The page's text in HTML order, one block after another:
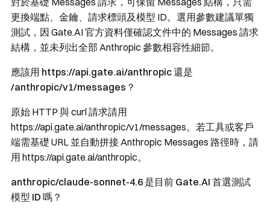
更換端點、金鑰、請求標頭及模型 ID。選用參數建議單獨
測試，因 Gate.AI 官方資料僅確認文件中的 Messages 請求
結構，並未列出全部 Anthropic 參數相容性細節。
應該用 https://api.gate.ai/anthropic還是
/anthropic/v1/messages ？
原始 HTTP 與 curl 請求請用
https://api.gate.ai/anthropic/v1/messages。若工具或客戶
端需基礎 URL 並自動拼接 Anthropic Messages 路徑時，請
用 https://api.gate.ai/anthropic。
anthropic/claude-sonnet-4.6 是目前 Gate.AI 首選測試
模型 ID 嗎？